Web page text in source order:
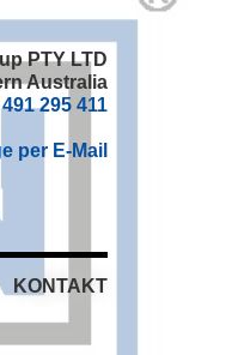
PTY LTD
Australia
295 411
per E-Mail
KONTAKT